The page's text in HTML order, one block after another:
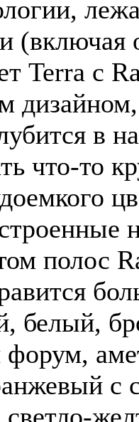
(включая
Terra с
в
что-то
полос
белый,
форум,
с